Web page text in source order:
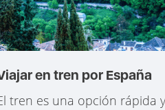
en tren por España
tren es una opción rápida